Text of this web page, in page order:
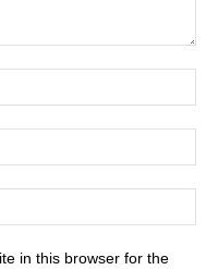
in this browser for the